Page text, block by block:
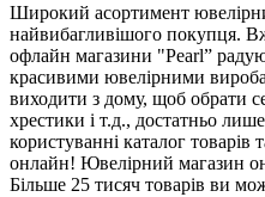
Широкий асортимент
найвибагливішого покупця.
офлайн магазини "Pearl”
красивими ювелірними
виходити з дому, щоб обрати
хрестики і т.д., достатньо
користуванні каталог товарів
онлайн! Ювелірний магазин
Більше 25 тисяч товарів ви